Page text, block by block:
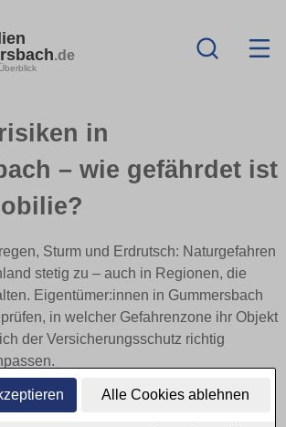
Alle Cookies ablehnen
.de
in
– wie gefährdet ist
Sturm und Erdrutsch: Naturgefahren
stetig zu – auch in Regionen, die
Eigentümer:innen in Gummersbach
in welcher Gefahrenzone ihr Objekt
der Versicherungsschutz richtig